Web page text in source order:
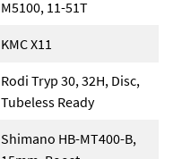
M5100, 11-51T
KMC X11
Rodi Tryp 30, 32H, Disc,
Tubeless Ready
Shimano HB-MT400-B,